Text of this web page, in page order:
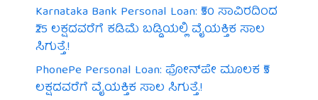
Karnataka Bank Personal Loan: ₹50 ಸಾವಿರದಿಂದ
₹25 ಲಕ್ಷದವರೆಗೆ ಕಡಿಮೆ ಬಡ್ಡಿಯಲ್ಲಿ ವೈಯಕ್ತಿಕ ಸಾಲ
ಸಿಗುತ್ತೆ.!
PhonePe Personal Loan: ಫೋನ್‌ಪೇ ಮೂಲಕ ₹5
ಲಕ್ಷದವರೆಗೆ ವೈಯಕ್ತಿಕ ಸಾಲ ಸಿಗುತ್ತೆ.!